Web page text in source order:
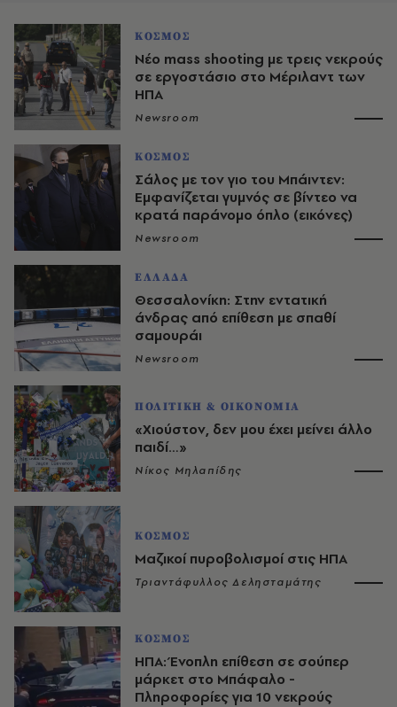
ΚΟΣΜΟΣ
Νέο mass shooting με τρεις νεκρούς
σε εργοστάσιο στο Μέριλαντ των
ΗΠΑ
Newsroom
ΚΟΣΜΟΣ
Σάλος με τον γιο του Μπάιντεν:
Εμφανίζεται γυμνός σε βίντεο να
κρατά παράνομο όπλο (εικόνες)
Newsroom
ΕΛΛΑΔΑ
Θεσσαλονίκη: Στην εντατική
άνδρας από επίθεση με σπαθί
σαμουράι
Newsroom
ΠΟΛΙΤΙΚΗ & ΟΙΚΟΝΟΜΙΑ
«Χιούστον, δεν μου έχει μείνει άλλο
παιδί…»
Νίκος Μηλαπίδης
ΚΟΣΜΟΣ
Μαζικοί πυροβολισμοί στις ΗΠΑ
Τριαντάφυλλος Δελησταμάτης
ΚΟΣΜΟΣ
ΗΠΑ: Ένοπλη επίθεση σε σούπερ
μάρκετ στο Μπάφαλο -
Πληροφορίες για 10 νεκρούς